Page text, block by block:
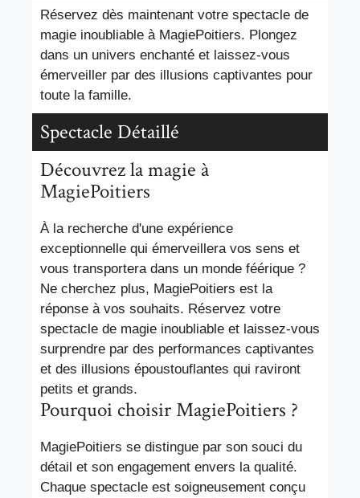
Réservez dès maintenant votre spectacle de
magie inoubliable à MagiePoitiers. Plongez
dans un univers enchanté et laissez-vous
émerveiller par des illusions captivantes pour
toute la famille.
Spectacle Détaillé
Découvrez la magie à
MagiePoitiers
À la recherche d'une expérience
exceptionnelle qui émerveillera vos sens et
vous transportera dans un monde féérique ?
Ne cherchez plus, MagiePoitiers est la
réponse à vos souhaits. Réservez votre
spectacle de magie inoubliable et laissez-vous
surprendre par des performances captivantes
et des illusions époustouflantes qui raviront
petits et grands.
Pourquoi choisir MagiePoitiers ?
MagiePoitiers se distingue par son souci du
détail et son engagement envers la qualité.
Chaque spectacle est soigneusement conçu